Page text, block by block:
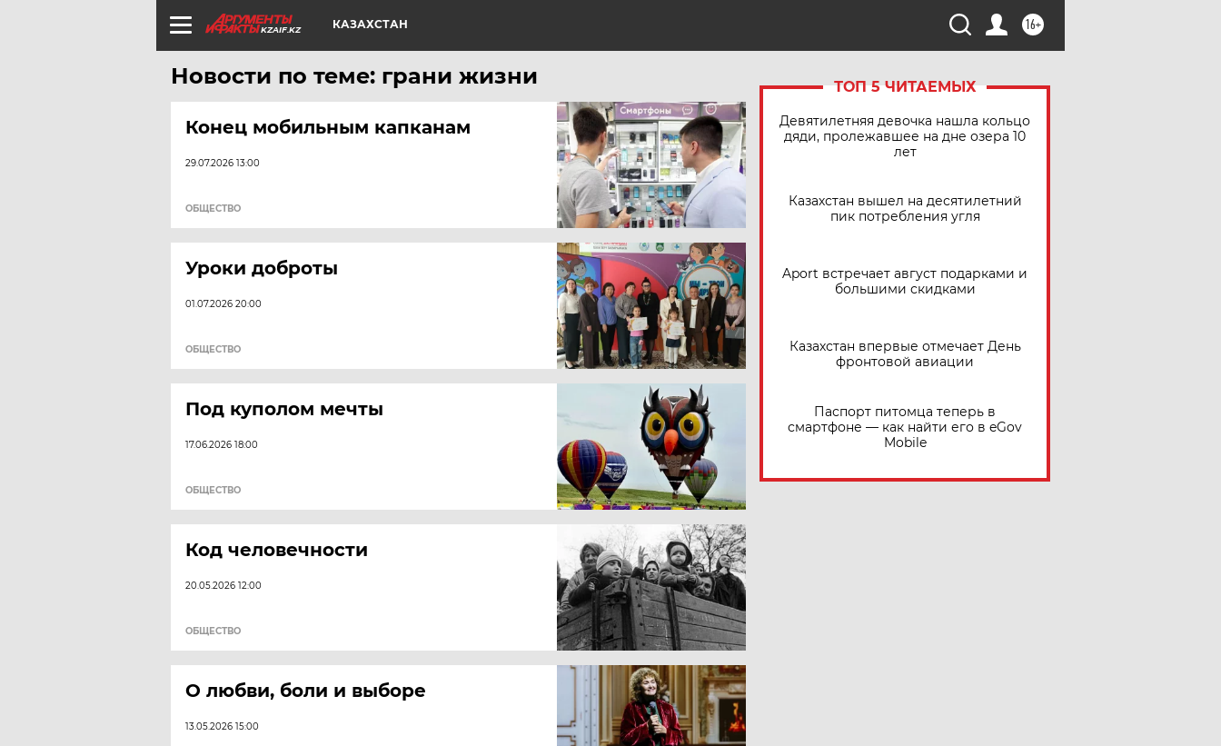
KZAIF.KZ 16+
КАЗАХСТАН
Новости по теме: грани жизни
Конец мобильным капканам
29.07.2026 13:00
ОБЩЕСТВО
Уроки доброты
01.07.2026 20:00
ОБЩЕСТВО
Под куполом мечты
17.06.2026 18:00
ОБЩЕСТВО
Код человечности
20.05.2026 12:00
ОБЩЕСТВО
О любви, боли и выборе
13.05.2026 15:00
ТОП 5 ЧИТАЕМЫХ
Девятилетняя девочка нашла кольцо
дяди, пролежавшее на дне озера 10
лет
Казахстан вышел на десятилетний
пик потребления угля
Aport встречает август подарками и
большими скидками
Казахстан впервые отмечает День
фронтовой авиации
Паспорт питомца теперь в
смартфоне — как найти его в eGov
Mobile